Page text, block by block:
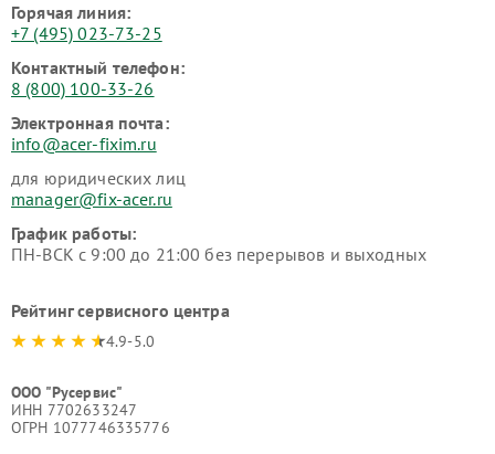
Горячая линия:
+7 (495) 023-73-25
Контактный телефон:
8 (800) 100-33-26
Электронная почта:
info@acer-fixim.ru
для юридических лиц
manager@fix-acer.ru
График работы:
ПН-ВСК с 9:00 до 21:00 без перерывов и выходных
Рейтинг сервисного центра
4.9-5.0
ООО "Русервис"
ИНН 7702633247
ОГРН 1077746335776